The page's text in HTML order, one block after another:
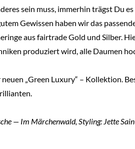
sein muss, immerhin trägst Du
Gewissen haben wir das
aus fairtrade Gold und Silber.
produziert wird, alle Daumen
„Green Luxury“ – Kollektion.
— Im Märchenwald, Styling: Jette